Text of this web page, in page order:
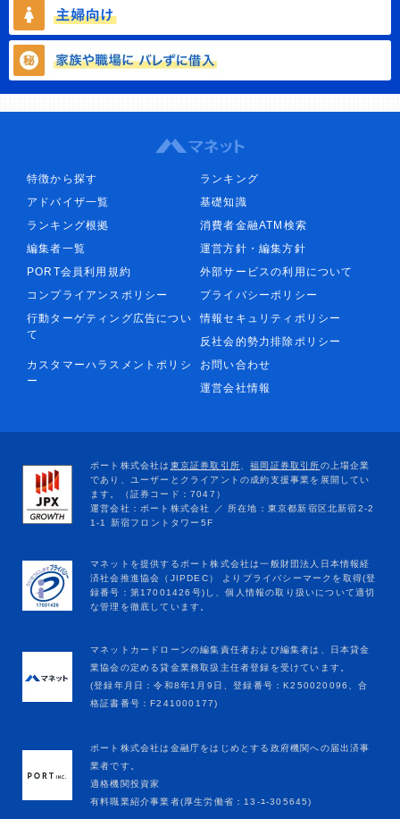
特徴から探す
ランキング
アドバイザ一覧
基礎知識
ランキング根拠
消費者金融ATM検索
編集者一覧
運営方針・編集方針
PORT会員利用規約
外部サービスの利用について
コンプライアンスポリシー
プライバシーポリシー
行動ターゲティング広告につい
て
情報セキュリティポリシー
反社会的勢力排除ポリシー
カスタマーハラスメントポリシ
ー
お問い合わせ
運営会社情報
マネットカードローンの編集責任者および編集者は、日本貸金
業協会の定める貸金業務取扱主任者登録を受けています。
(登録年月日：令和8年1月9日、登録番号：K250020096、合
格証書番号：F241000177)
ポート株式会社は金融庁をはじめとする政府機関への届出済事
業者です。
適格機関投資家
有料職業紹介事業者(厚生労働省：13-ﾕ-305645)